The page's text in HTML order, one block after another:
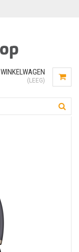
WINKELWAGEN
(LEEG)